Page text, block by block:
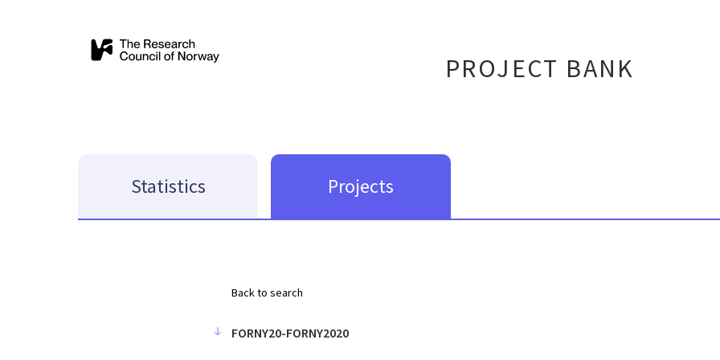
PROJECT BANK
Statistics Projects
Back to search
FORNY20-FORNY2020